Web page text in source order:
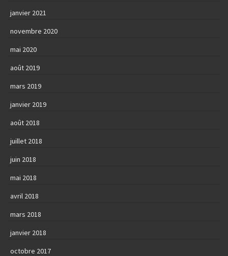
janvier 2021
novembre 2020
mai 2020
août 2019
mars 2019
janvier 2019
août 2018
juillet 2018
juin 2018
mai 2018
avril 2018
mars 2018
janvier 2018
octobre 2017